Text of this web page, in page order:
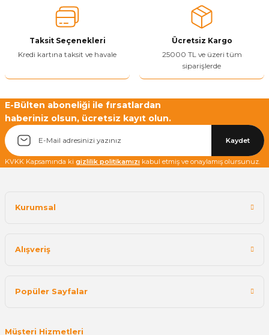
Taksit Seçenekleri
Kredi kartına taksit ve havale
Ücretsiz Kargo
25000 TL ve üzeri tüm
siparişlerde
E-Bülten aboneliği ile fırsatlardan
haberiniz olsun, ücretsiz kayıt olun.
Kaydet
KVKK Kapsamında ki gizlilik politikamızı kabul etmiş ve onaylamış olursunuz.
Kurumsal
Alışveriş
Popüler Sayfalar
Müşteri Hizmetleri